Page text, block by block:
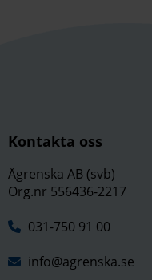
Kontakta oss
Ågrenska AB (svb)
Org.nr 556436-2217
031-750 91 00
info@agrenska.se